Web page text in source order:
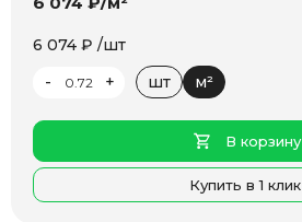
6 074 ₽ /шт
-
+ шт м²
В корзину
Купить в 1 клик